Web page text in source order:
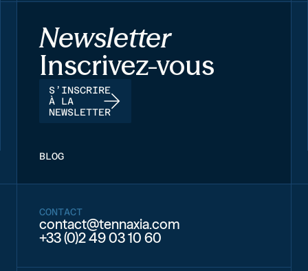
Newsletter
Inscrivez-vous
S’INSCRIRE
À LA
NEWSLETTER
BLOG
CONTACT
contact@tennaxia.com
+33 (0)2 49 03 10 60